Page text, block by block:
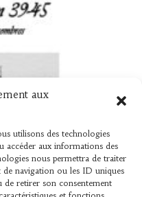
aux
utilisons des technologies
accéder aux informations des
nous permettra de traiter
de navigation ou les ID uniques
de retirer son consentement
HENVIC EN 39
L’AMER » vient de
Bernard Le Mer,